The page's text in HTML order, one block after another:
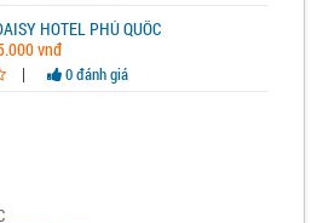
HOTEL PHÚ QUỐC
vnđ
|
0 đánh giá